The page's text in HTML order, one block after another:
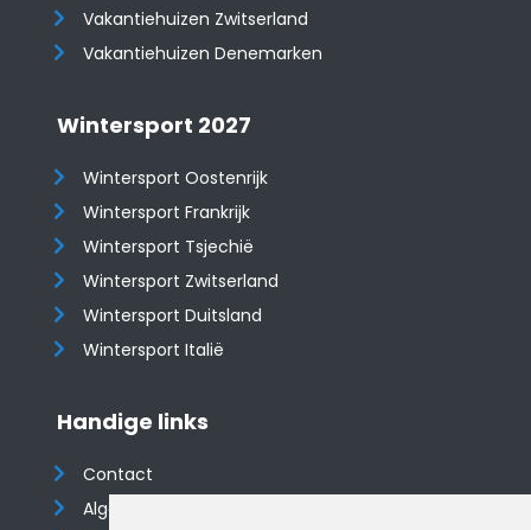
​​​​​​​Vakantiehuizen Zwitserland
Vakantiehuizen Denemarken
Wintersport 2027
Wintersport Oostenrijk
Wintersport Frankrijk
Wintersport Tsjechië
Wintersport Zwitserland
Wintersport Duitsland
Wintersport Italië
Handige links
Contact
Algemene voorwaarden